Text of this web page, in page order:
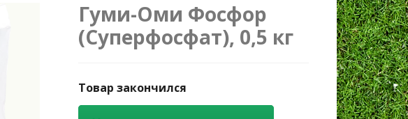
Гуми-Оми Фосфор
(Суперфосфат), 0,5 кг
Товар закончился